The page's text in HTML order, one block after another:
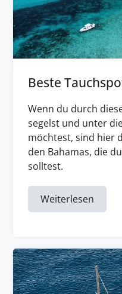
Beste
Wenn du durch
segelst und unter
möchtest, sind hier
den Bahamas, die
solltest.
Weiterlesen